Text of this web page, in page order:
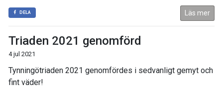
DELA Läs mer
Triaden 2021 genomförd
4 jul 2021
Tynningötriaden 2021 genomfördes i sedvanligt gemyt och
fint väder!